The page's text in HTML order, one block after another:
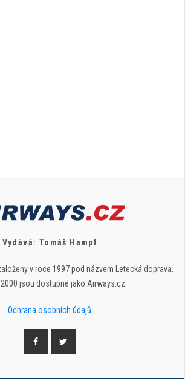
Vydává: Tomáš Hampl
v roce 1997 pod názvem Letecká doprava.
jsou dostupné jako Airways.cz.
Ochrana osobních údajů